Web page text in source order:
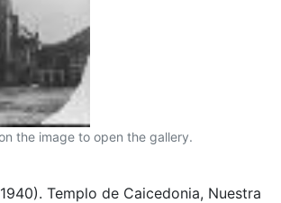
the image to open the gallery.
Templo de Caicedonia, Nuestra